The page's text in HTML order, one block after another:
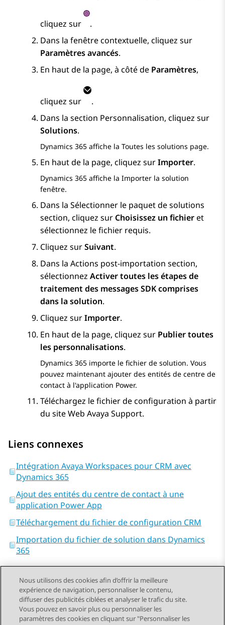
cliquez sur
.
Dans la fenêtre contextuelle, cliquez sur
Paramètres avancés.
En haut de la page, à côté de Paramètres,
cliquez sur
.
Dans la section Personnalisation, cliquez sur
Solutions.
Dynamics 365 affiche la Toutes les solutions page.
En haut de la page, cliquez surImporter.
Dynamics 365 affiche la Importer la solution
fenêtre.
Dans la Sélectionner le paquet de solutions
section, cliquez sur Choisissez un fichieret
sélectionnez le fichier requis.
Cliquez surSuivant.
Dans la Actions post-importation section,
sélectionnez Activer toutes les étapes de
traitement des messages SDK comprises
dans la solution.
Cliquez surImporter.
En haut de la page, cliquez sur Publier toutes
les personnalisations.
Dynamics 365 importe le fichier de solution. Vous
pouvez maintenant ajouter des entités de centre de
contact à l'application Power.
Téléchargez le fichier de configuration à partir
du site Web Avaya Support.
Liens connexes
Intégration Avaya Workspaces pour CRM avec
Dynamics 365
Ajout des entités du centre de contact à une
application Power App
Téléchargement du fichier de configuration CRM
Importation du fichier de solution dans Dynamics
365
Send Feedback
Nous utilisons des cookies afin d’offrir la meilleure
expérience de navigation, personnaliser le contenu,
diffuser des publicités ciblées et analyser le trafic du site.
Vous pouvez en savoir plus ou personnaliser les
paramètres des cookies en cliquant sur "Personnaliser les